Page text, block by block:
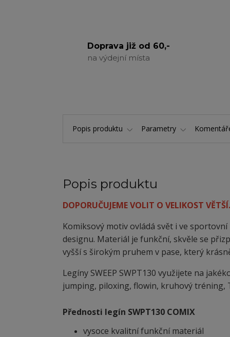
Doprava již od 60,-
na výdejní místa
Popis produktu Parametry
Popis produktu
DOPORUČUJEME VOLIT O VELIKOST VĚTŠÍ.
Komiksový motiv ovládá svět i ve sportovní
designu. Materiál je funkční, skvěle se
vyšší s širokým pruhem v pase, který
Legíny SWEEP SWPT130 využijete na
jumping, piloxing, flowin, kruhový tréning,
Přednosti legín SWPT130 COMIX
vysoce kvalitní funkční materiál